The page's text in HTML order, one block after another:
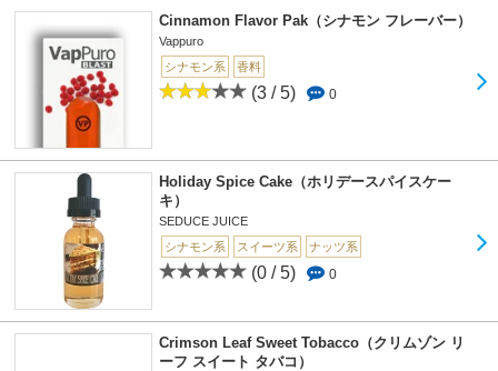
Cinnamon Flavor Pak（シナモン フレーバー）
Vappuro
シナモン系
香料
(3 / 5) 0
Holiday Spice Cake（ホリデースパイスケー
キ）
SEDUCE JUICE
シナモン系
スイーツ系 ナッツ系
(0 / 5) 0
Crimson Leaf Sweet Tobacco（クリムゾン リ
ーフ スイート タバコ）